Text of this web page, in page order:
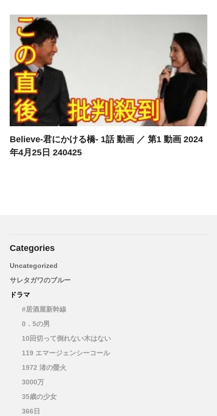
Believe-君にかける橋- 1話 動画 ／ 第1 動画 2024
年4月25日 240425
Categories
Uncategorized
サレタガワのブルー
ドラマ
#居酒屋新幹線
0．5の男
10回切って倒れない木はない
119 エマージェンシーコール
1972 渚の螢火
3000万
35歳の少女
366日